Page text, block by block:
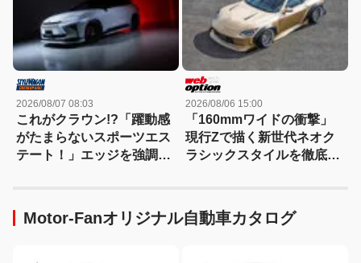
2026/08/07 08:03
これがクラウン!?「躍動感
がたまらないスポーツエス
テート！」エッジを強調し
2026/08/06 15:00
「160mmワイドの衝撃」
現行Zで描く新世代ネオク
ラシックスタイルを徹底解
Motor-Fanオリジナル自動車カタログ